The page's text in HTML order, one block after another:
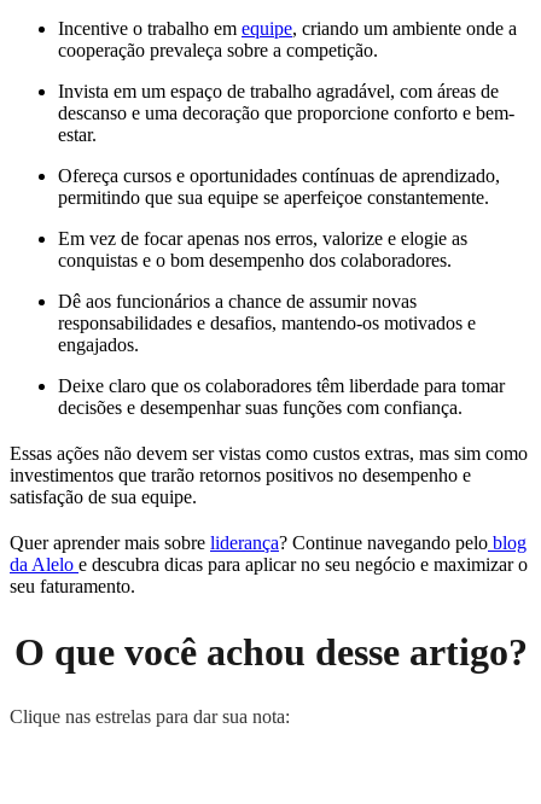
Incentive o trabalho em equipe, criando um ambiente onde a
cooperação prevaleça sobre a competição.
Invista em um espaço de trabalho agradável, com áreas de
descanso e uma decoração que proporcione conforto e bem-
estar.
Ofereça cursos e oportunidades contínuas de aprendizado,
permitindo que sua equipe se aperfeiçoe constantemente.
Em vez de focar apenas nos erros, valorize e elogie as
conquistas e o bom desempenho dos colaboradores.
Dê aos funcionários a chance de assumir novas
responsabilidades e desafios, mantendo-os motivados e
engajados.
Deixe claro que os colaboradores têm liberdade para tomar
decisões e desempenhar suas funções com confiança.
Essas ações não devem ser vistas como custos extras, mas sim como
investimentos que trarão retornos positivos no desempenho e
satisfação de sua equipe.
Quer aprender mais sobre liderança? Continue navegando pelo blog
da Alelo e descubra dicas para aplicar no seu negócio e maximizar o
seu faturamento.
O que você achou desse artigo?
Clique nas estrelas para dar sua nota: